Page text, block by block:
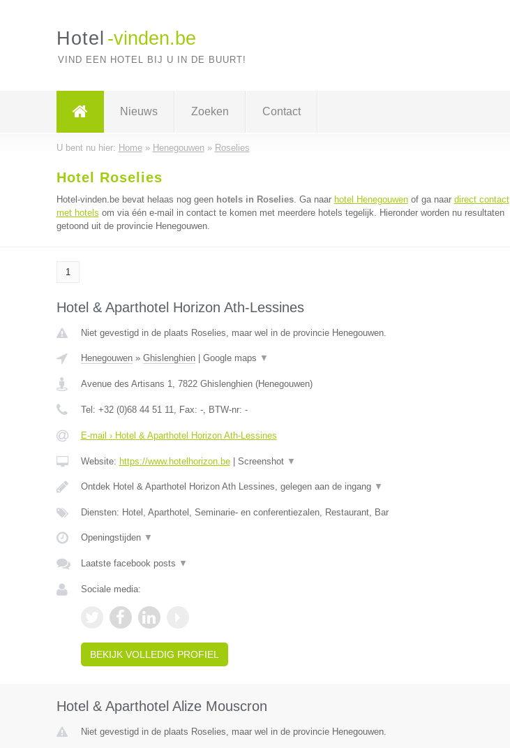
Hotel -vinden.be
VIND EEN HOTEL BIJ U IN DE BUURT!
Nieuws Zoeken Contact
U bent nu hier: Home» Henegouwen» Roselies
Hotel Roselies
Hotel-vinden.be bevat helaas nog geen hotels in Roselies. Ga naar hotel Henegouwenof ga naar direct contact
met hotels om via één e-mail in contact te komen met meerdere hotels tegelijk. Hieronder worden nu resultaten
getoond uit de provincie Henegouwen.
1
Hotel & Aparthotel Horizon Ath-Lessines
Niet gevestigd in de plaats Roselies, maar wel in de provincie Henegouwen.
Henegouwen» Ghislenghien| Google maps ▼
Avenue des Artisans 1, 7822 Ghislenghien(Henegouwen)
Tel: +32 (0)68 44 51 11, Fax: -, BTW-nr: -
E-mail › Hotel & Aparthotel Horizon Ath-Lessines
Website: https://www.hotelhorizon.be| Screenshot ▼
Ontdek Hotel & Aparthotel Horizon Ath Lessines, gelegen aan de ingang ▼
Diensten: Hotel, Aparthotel, Seminarie- en conferentiezalen, Restaurant, Bar
Openingstijden ▼
Laatste facebook posts ▼
Sociale media:
BEKIJK VOLLEDIG PROFIEL
Hotel & Aparthotel Alize Mouscron
Niet gevestigd in de plaats Roselies, maar wel in de provincie Henegouwen.